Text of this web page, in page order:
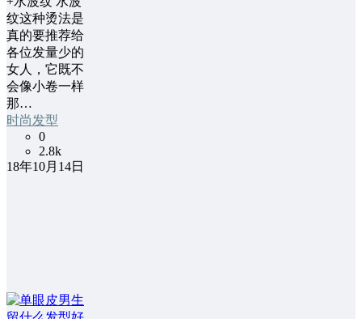
纹这种烫法是
真的要推荐给
各位发量少的
女人，它既不
会像小卷一样
那…
时尚发型
0
2.8k
18年10月14日